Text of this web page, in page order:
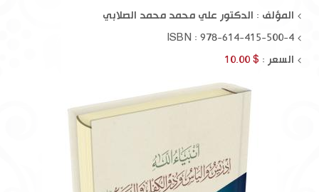
المؤلف : الدكتور علي محمد محمد الصلابي
ISBN : 978-614-415-500-4
السعر : $ 10.00